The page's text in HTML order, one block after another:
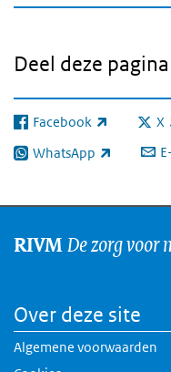
Deel deze pagina
Facebook
(externe link) X
WhatsApp
(externe link)
RIVMDe zorg voor
Over deze site
Algemene voorwaarden